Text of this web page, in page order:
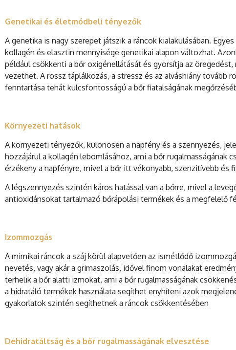
Genetikai és életmódbeli tényezők
A genetika is nagy szerepet játszik a ráncok kialakulásában.
kollagén és elasztin mennyisége genetikai alapon változhat.
például csökkenti a bőr oxigénellátását és gyorsítja az
vezethet. A rossz táplálkozás, a stressz és az alváshiány tovább
fenntartása tehát kulcsfontosságú a bőr fiatalságának
Környezeti hatások
A környezeti tényezők, különösen a napfény és a szennyezés,
hozzájárul a kollagén lebomlásához, ami a bőr
érzékeny a napfényre, mivel a bőr itt vékonyabb, szenzitívebb és
A légszennyezés szintén káros hatással van a bőrre, mivel a
antioxidánsokat tartalmazó bőrápolási termékek és a megfelelő
Izommozgás
A mimikai ráncok a száj körül alapvetően az ismétlődő
nevetés, vagy akár a grimaszolás, idővel finom vonalakat
terhelik a bőr alatti izmokat, ami a bőr rugalmasságának
a hidratáló termékek használata segíthet enyhíteni azok
gyakorlatok szintén segíthetnek a ráncok csökkentésében
Dehidratáltság és a bőr rugalmasságának elvesztése